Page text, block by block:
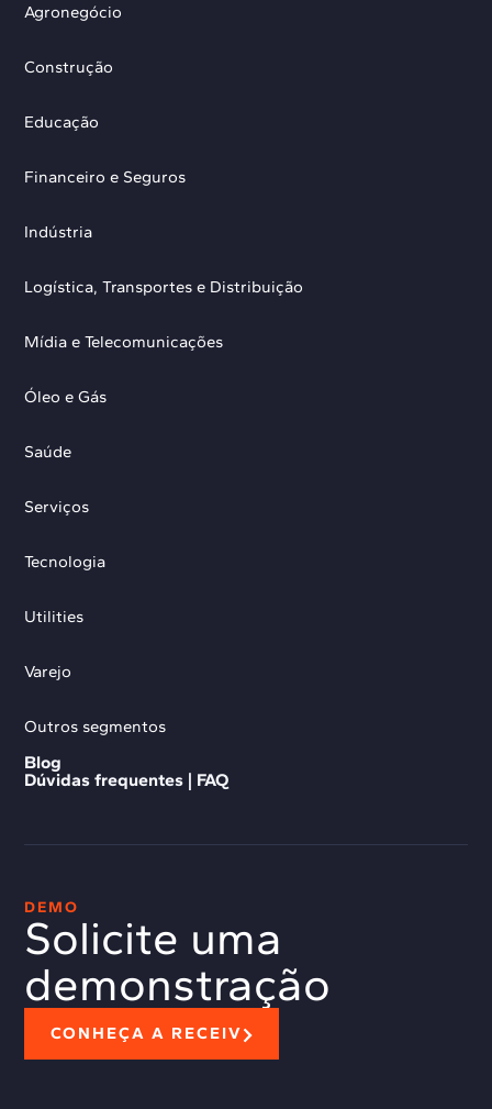
Agronegócio
Construção
Educação
Financeiro e Seguros
Indústria
Logística, Transportes e Distribuição
Mídia e Telecomunicações
Óleo e Gás
Saúde
Serviços
Tecnologia
Utilities
Varejo
Outros segmentos
Blog
Dúvidas frequentes | FAQ
DEMO
Solicite uma
demonstração
CONHEÇA A RECEIV